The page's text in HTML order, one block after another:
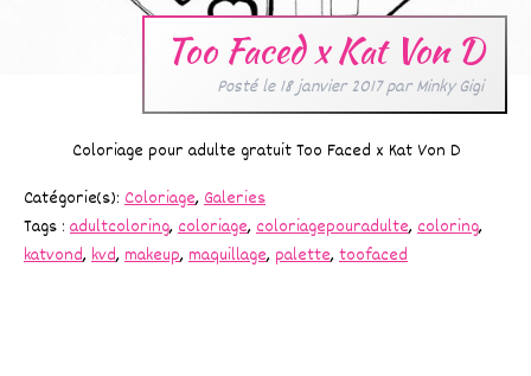
Too Faced x Kat Von D
Posté le18 janvier 2017parMinky Gigi
Coloriage pour adulte gratuit Too Faced x Kat Von D
Catégorie(s): Coloriage,Galeries
Tags : adultcoloring,coloriage,coloriagepouradulte,coloring,
katvond,kvd,makeup,maquillage, palette,toofaced